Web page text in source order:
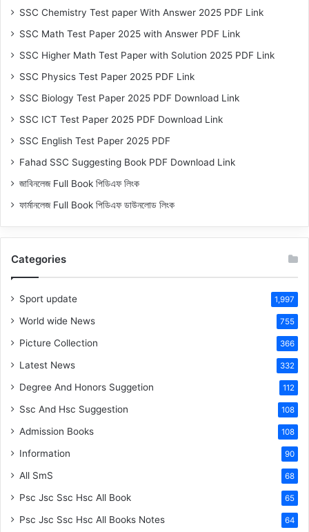
SSC Chemistry Test paper With Answer 2025 PDF Link
SSC Math Test Paper 2025 with Answer PDF Link
SSC Higher Math Test Paper with Solution 2025 PDF Link
SSC Physics Test Paper 2025 PDF Link
SSC Biology Test Paper 2025 PDF Download Link
SSC ICT Test Paper 2025 PDF Download Link
SSC English Test Paper 2025 PDF
Fahad SSC Suggesting Book PDF Download Link
জাবিনলেজ Full Book পিডিএফ লিংক
ফার্মানলেজ Full Book পিডিএফ ডাউনলোড লিংক
Categories
Sport update 1,997
World wide News 755
Picture Collection 366
Latest News 332
Degree And Honors Suggetion 112
Ssc And Hsc Suggestion 108
Admission Books 108
Information 90
All SmS 68
Psc Jsc Ssc Hsc All Book 65
Psc Jsc Ssc Hsc All Books Notes 64